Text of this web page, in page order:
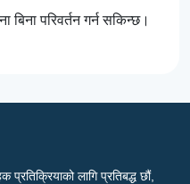
परिवर्तन गर्न सकिन्छ।
प्रतिक्रियाको लागि प्रतिबद्ध छौं,